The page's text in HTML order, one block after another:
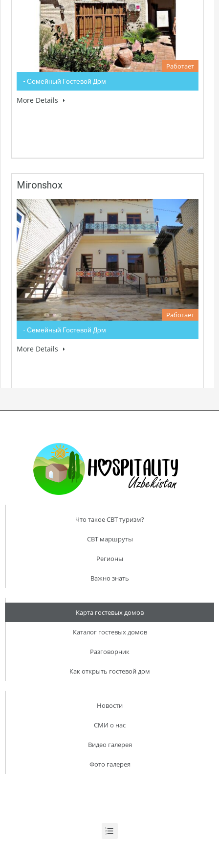
Работает
- Семейный Гостевой Дом
More Details
Mironshox
Работает
- Семейный Гостевой Дом
More Details
- Семейный Гостевой Дом
- Семейный Гостевой Дом
- Семейный Гостевой Дом
Что такое CBT туризм?
CBT маршруты
Регионы
Важно знать
Карта гостевых домов
Каталог гостевых домов
Разговорник
Как открыть гостевой дом
Новости
СМИ о нас
Видео галерея
Фото галерея